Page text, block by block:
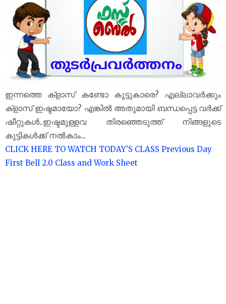
ഇന്നത്തെ ക്‌ളാസ് കണ്ടോ കൂട്ടുകാരെ? എല്ലാവർക്കും
ക്‌ളാസ് ഇഷ്ടമായോ? എങ്കിൽ അതുമായി ബന്ധപ്പെട്ട വർക്ക്
ഷീറ്റുകൾ..ഇഷ്ടമുള്ളവ തിരഞ്ഞെടുത്ത് നിങ്ങളുടെ
കുട്ടികൾക്ക് നൽകാം...
CLICK HERE TO WATCH TODAY'S CLASS Previous Day
First Bell 2.0 Class and Work Sheet